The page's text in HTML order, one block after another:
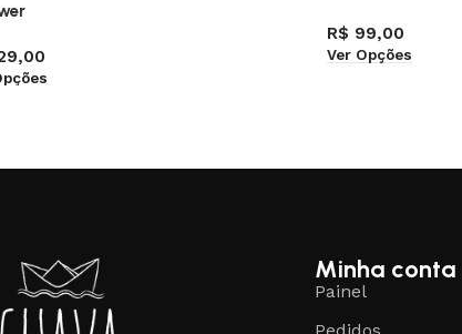
R$ 99,00
Ver Opções
Minha conta
Painel